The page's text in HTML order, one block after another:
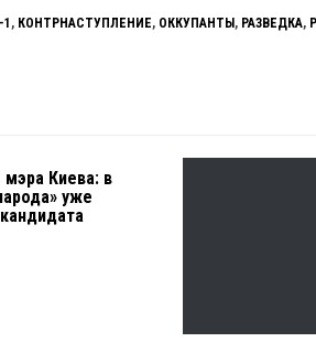
, КОНТРНАСТУПЛЕНИЕ, ОККУПАНТЫ, РАЗВЕДКА,
Киева: в
уже